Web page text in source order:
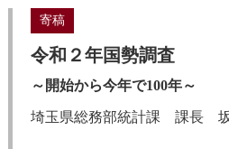
寄稿
令和２年国勢調査
～開始から今年で100年～
埼玉県総務部統計課 課長